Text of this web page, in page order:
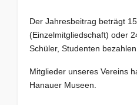
Der Jahresbeitrag beträgt
(Einzelmitgliedschaft) oder
Schüler, Studenten
Mitglieder unseres Vereins
Hanauer Museen.